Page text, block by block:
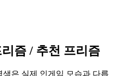
즘 / 추천 프리즘
은 실제 인게임 모습과 다릅